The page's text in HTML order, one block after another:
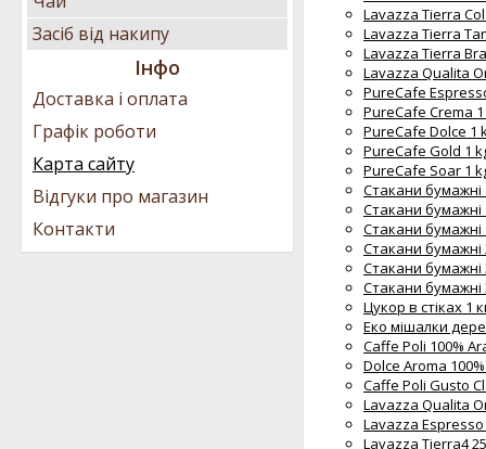
Lavazza Tierra
Lavazza Tierra
Lavazza Tierra
Lavazza Qualita
PureCafe
PureCafe Crema
PureCafe Dolce 1
PureCafe Gold 1
PureCafe Soar 1
Стакани бумажні
Стакани бумажні
Стакани бумажні
Стакани бумажні
Стакани бумажні
Стакани бумажні
Цукор в стіках 1
Еко мішалки
Caffe Poli 100%
Dolce Aroma
Caffe Poli Gusto
Lavazza Qualita
Lavazza
Lavazza Tierra4
Засіб від накипу
Інфо
Доставка і оплата
Графік роботи
Карта сайту
Відгуки про магазин
Контакти